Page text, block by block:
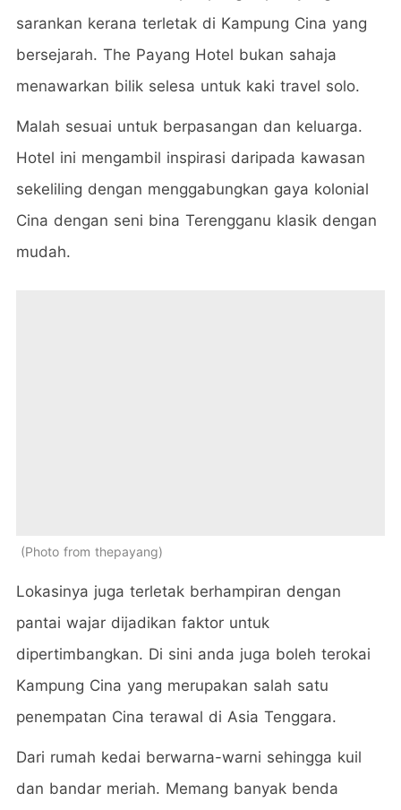
sarankan kerana terletak di Kampung Cina yang
bersejarah. The Payang Hotel bukan sahaja
menawarkan bilik selesa untuk kaki travel solo.
Malah sesuai untuk berpasangan dan keluarga.
Hotel ini mengambil inspirasi daripada kawasan
sekeliling dengan menggabungkan gaya kolonial
Cina dengan seni bina Terengganu klasik dengan
mudah.
Photo from thepayang
Lokasinya juga terletak berhampiran dengan
pantai wajar dijadikan faktor untuk
dipertimbangkan. Di sini anda juga boleh terokai
Kampung Cina yang merupakan salah satu
penempatan Cina terawal di Asia Tenggara.
Dari rumah kedai berwarna-warni sehingga kuil
dan bandar meriah. Memang banyak benda